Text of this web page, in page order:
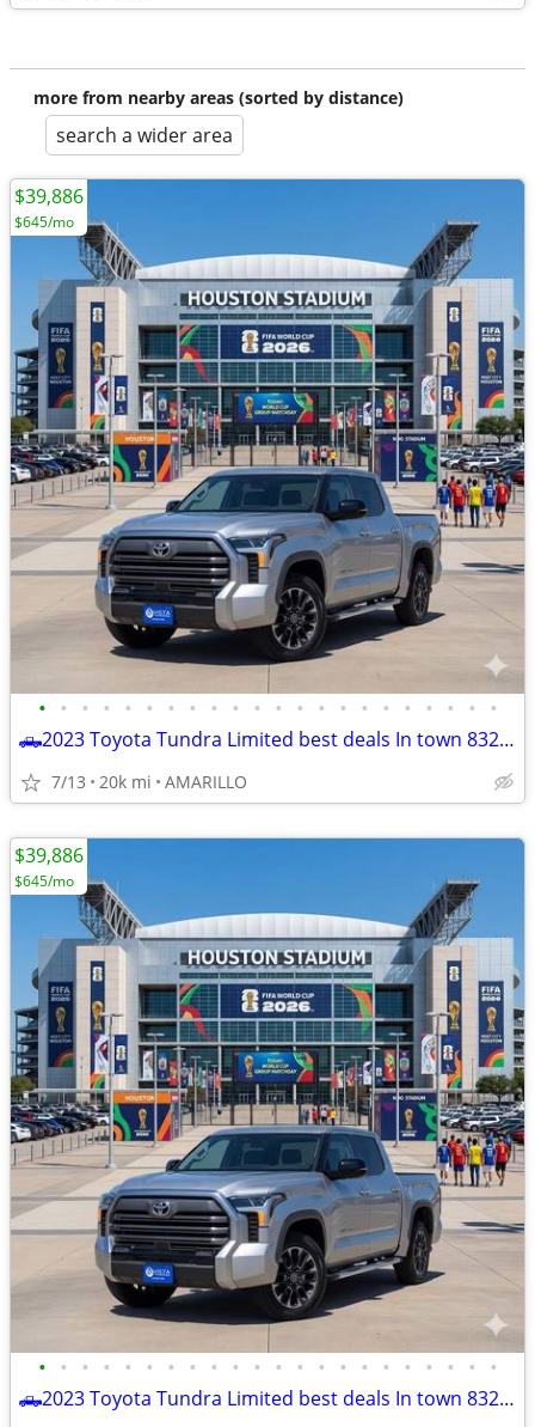
more from nearby areas (sorted by distance)
search a wider area
• • • • • • • • • • • • • • • • • • • • • •
🛻2023 Toyota Tundra Limited best deals In town 832-249-1818
7/13 20k mi AMARILLO
$39,886
$645/mo
• • • • • • • • • • • • • • • • • • • • • •
🛻2023 Toyota Tundra Limited best deals In town 832-249-1818
$39,886
$645/mo